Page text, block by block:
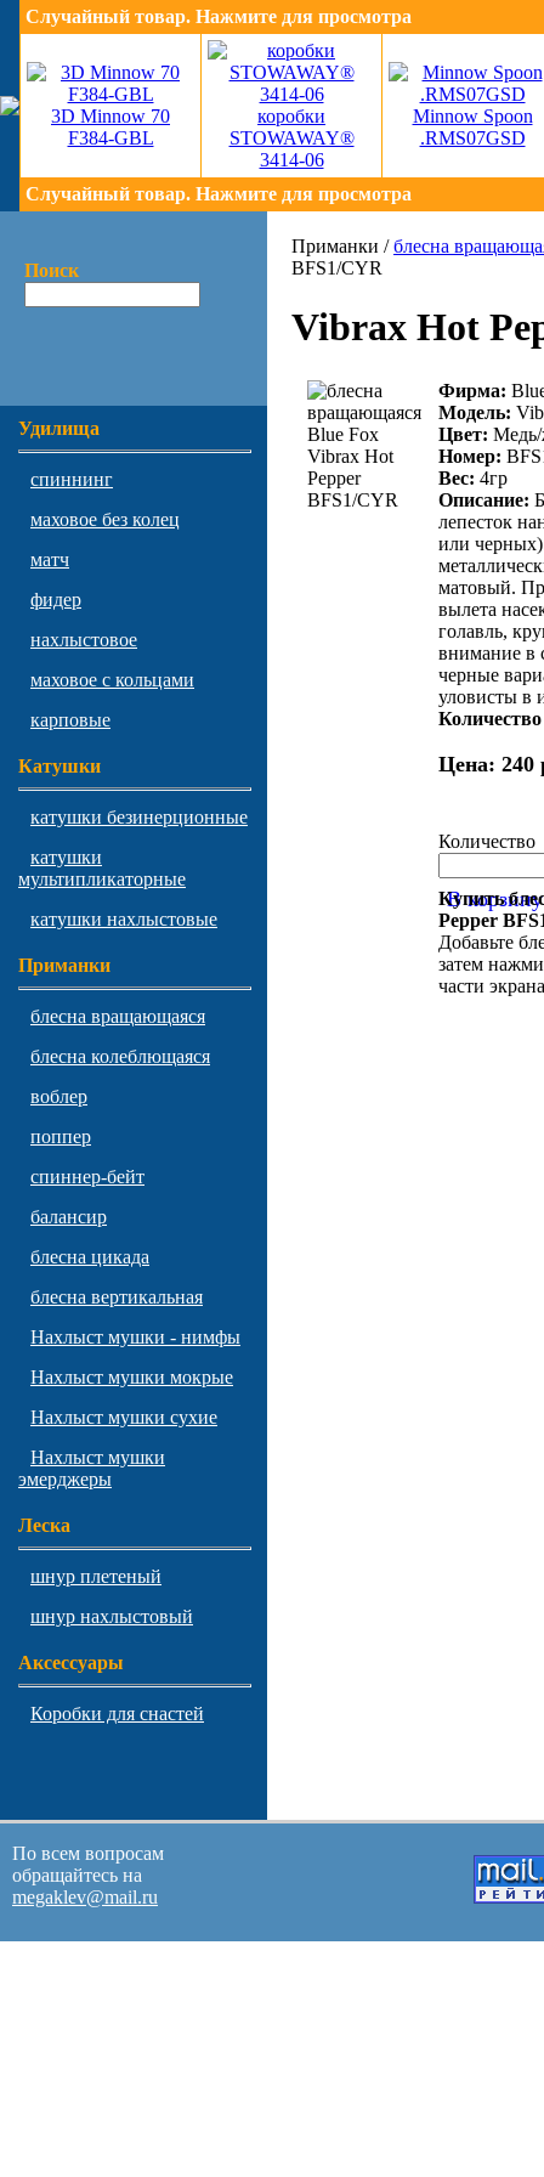
Случайный товар. Нажмите для просмотра
3D Minnow 70
F384-GBL
коробки
STOWAWAY®
3414-06
Minnow Spoon
.RMS07GSD
Случайный товар. Нажмите для просмотра
Поиск
Удилища
спиннинг
маховое без колец
матч
фидер
нахлыстовое
маховое с кольцами
карповые
Катушки
катушки безинерционные
катушки
мультипликаторные
катушки нахлыстовые
Приманки
блесна вращающаяся
блесна колеблющаяся
воблер
поппер
спиннер-бейт
балансир
блесна цикада
блесна вертикальная
Нахлыст мушки - нимфы
Нахлыст мушки мокрые
Нахлыст мушки сухие
Нахлыст мушки
эмерджеры
Леска
шнур плетеный
шнур нахлыстовый
Аксессуары
Коробки для снастей
Приманки /блесна
BFS1/CYR
Vibrax Hot
Фирма:
Модель:
Цвет: Медь/
Номер:
Вес: 4гр
Описание:
лепесток
или
матовый.
вылета
голавль,
внимание в
черные
уловисты в
Цена: 240
Количество
В корзину
Купить
Pepper
Добавьте
затем
части
По всем вопросам
обращайтесь на
megaklev@mail.ru